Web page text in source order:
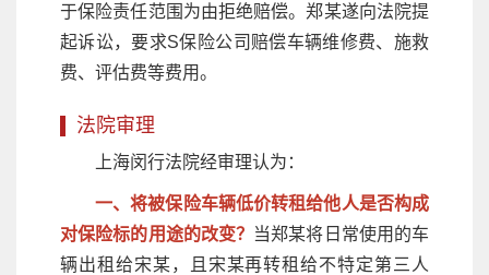
于保险责任范围为由拒绝赔偿。郑某遂向法院提
起诉讼，要求S保险公司赔偿车辆维修费、施救
费、评估费等费用。
法院审理
上海闵行法院经审理认为：
一、将被保险车辆低价转租给他人是否构成
对保险标的用途的改变？ 当郑某将日常使用的车
辆出租给宋某，且宋某再转租给不特定第三人